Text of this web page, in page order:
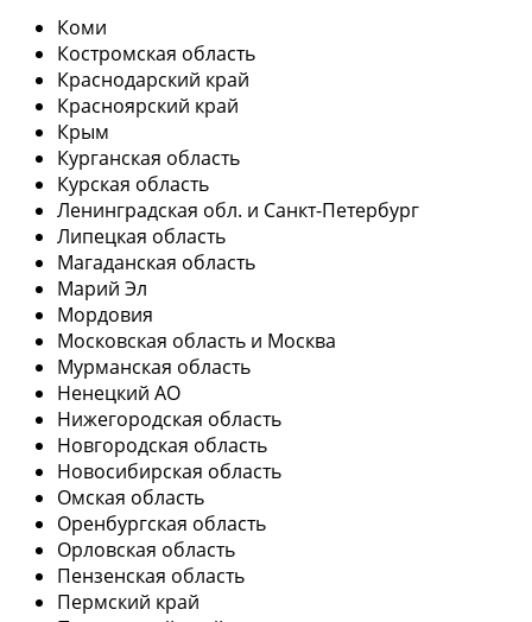
Коми
Костромская область
Краснодарский край
Красноярский край
Крым
Курганская область
Курская область
Ленинградская обл. и Санкт-Петербург
Липецкая область
Магаданская область
Марий Эл
Мордовия
Московская область и Москва
Мурманская область
Ненецкий АО
Нижегородская область
Новгородская область
Новосибирская область
Омская область
Оренбургская область
Орловская область
Пензенская область
Пермский край